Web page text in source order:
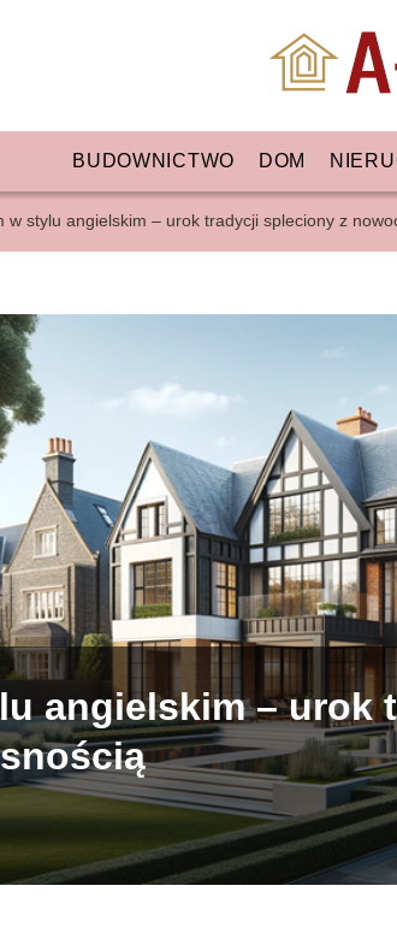
BUDOWNICTWO DOM
w stylu angielskim – urok tradycji spleciony z
angielskim – urok